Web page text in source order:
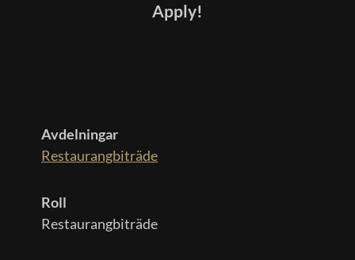
Apply!
Avdelningar
Restaurangbiträde
Roll
Restaurangbiträde